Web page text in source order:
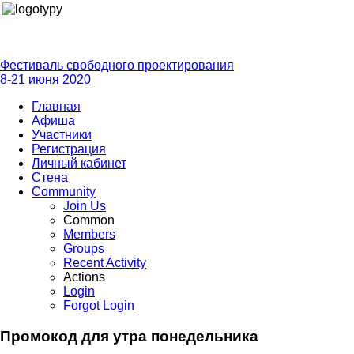
Фестиваль свободного проектирования
8-21 июня 2020
Главная
Афиша
Участники
Регистрация
Личный кабинет
Стена
Community
Join Us
Common
Members
Groups
Recent Activity
Actions
Login
Forgot Login
Промокод для утра понедельника